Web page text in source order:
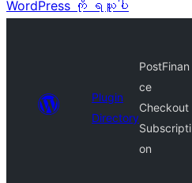
WordPress ကို ရယူပါ
Plugin
Directory
PostFinan
ce
Checkout
Subscripti
on